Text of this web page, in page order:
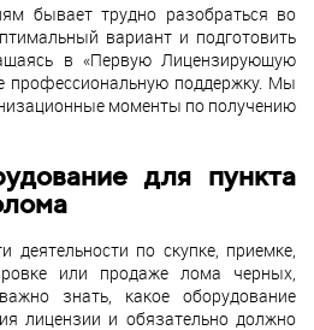
бывает трудно разобраться во
вариант и подготовить
в «Первую Лицензирующую
профессиональную поддержку. Мы
моменты по получению
для пункта
деятельности по скупке, приемке,
или продаже лома черных,
знать, какое оборудование
лицензии и обязательно должно